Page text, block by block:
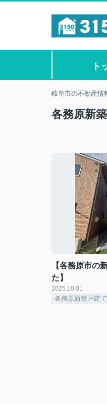
ト
岐阜市の不動産情
各務原新
【各務原市の
た】
2025.10.01
各務原新築戸建て